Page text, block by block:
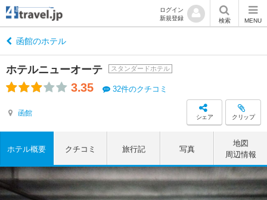
ログイン
新規登録
検索 MENU
函館のホテル
ホテルニューオーテ スタンダードホテル
3.35 32件のクチコミ
函館 シェア クリップ
ホテル概要 クチコミ 旅行記 写真
地図
周辺情報